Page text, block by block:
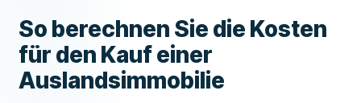
So berechnen Sie die Kosten
für den Kauf einer
Auslandsimmobilie